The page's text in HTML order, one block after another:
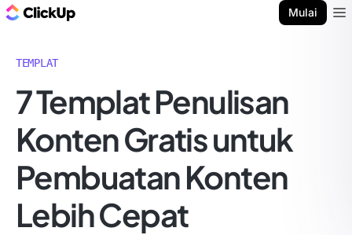
Mulai
TEMPLAT
7 Templat Penulisan
Konten Gratis untuk
Pembuatan Konten
Lebih Cepat